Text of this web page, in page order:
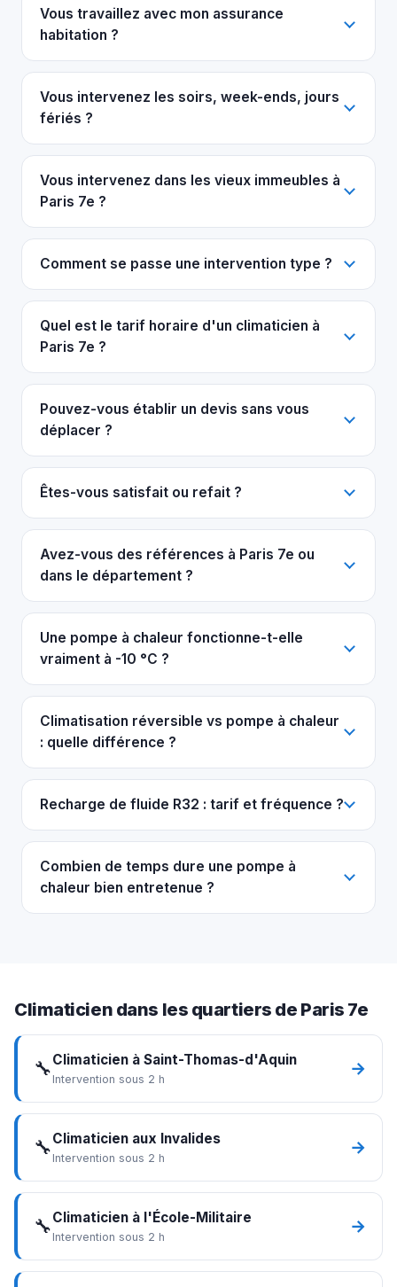
Vous travaillez avec mon assurance
habitation ?
Vous intervenez les soirs, week-ends, jours
fériés ?
Vous intervenez dans les vieux immeubles à
Paris 7e ?
Comment se passe une intervention type ?
Quel est le tarif horaire d'un climaticien à
Paris 7e ?
Pouvez-vous établir un devis sans vous
déplacer ?
Êtes-vous satisfait ou refait ?
Avez-vous des références à Paris 7e ou
dans le département ?
Une pompe à chaleur fonctionne-t-elle
vraiment à -10 °C ?
Climatisation réversible vs pompe à chaleur
: quelle différence ?
Recharge de fluide R32 : tarif et fréquence ?
Combien de temps dure une pompe à
chaleur bien entretenue ?
Climaticien dans les quartiers de Paris 7e
🔧Climaticien à Saint-Thomas-d'Aquin
Intervention sous 2 h →
🔧Climaticien aux Invalides
Intervention sous 2 h →
🔧Climaticien à l'École-Militaire
Intervention sous 2 h →